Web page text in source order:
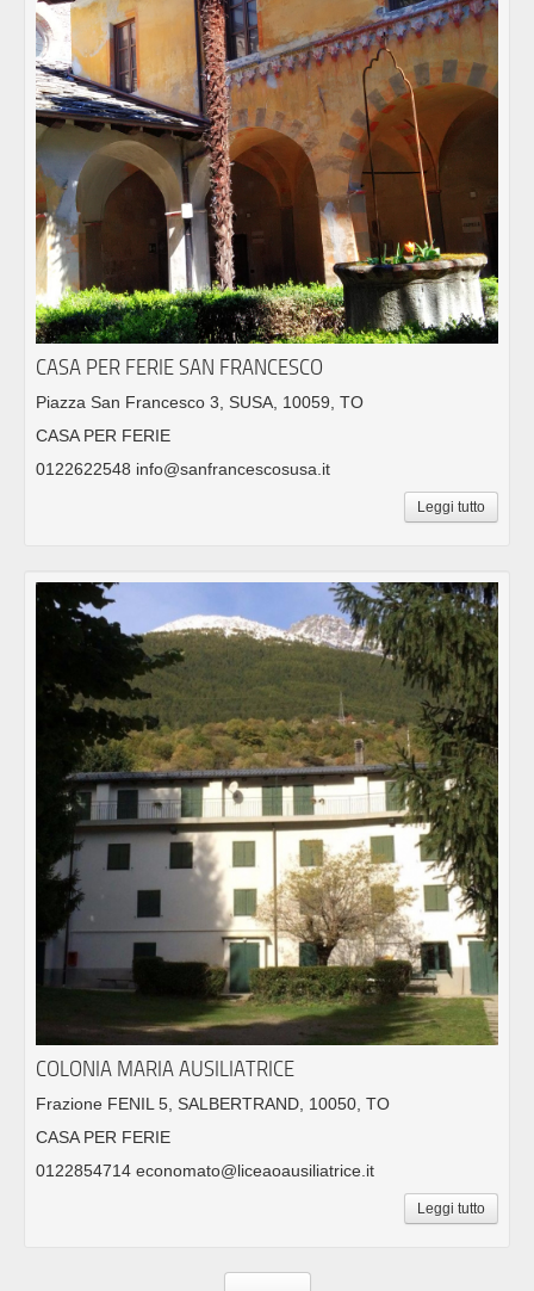
CASA PER FERIE SAN FRANCESCO
Piazza San Francesco 3, SUSA, 10059, TO
CASA PER FERIE
0122622548 info@sanfrancescosusa.it
Leggi tutto
COLONIA MARIA AUSILIATRICE
Frazione FENIL 5, SALBERTRAND, 10050, TO
CASA PER FERIE
0122854714 economato@liceaoausiliatrice.it
Leggi tutto